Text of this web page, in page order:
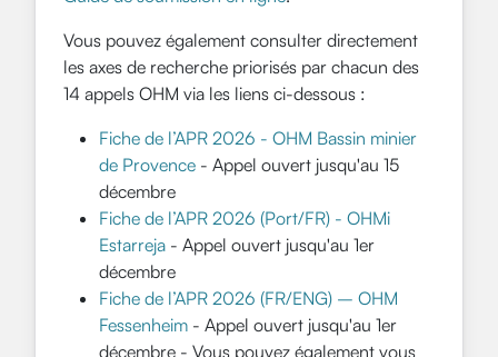
Vous pouvez également consulter directement
les axes de recherche priorisés par chacun des
14 appels OHM via les liens ci-dessous :
Fiche de l’APR 2026 - OHM Bassin minier
de Provence - Appel ouvert jusqu'au 15
décembre
Fiche de l’APR 2026 (Port/FR) - OHMi
Estarreja - Appel ouvert jusqu'au 1er
décembre
Fiche de l’APR 2026 (FR/ENG) – OHM
Fessenheim - Appel ouvert jusqu'au 1er
décembre - Vous pouvez également vous